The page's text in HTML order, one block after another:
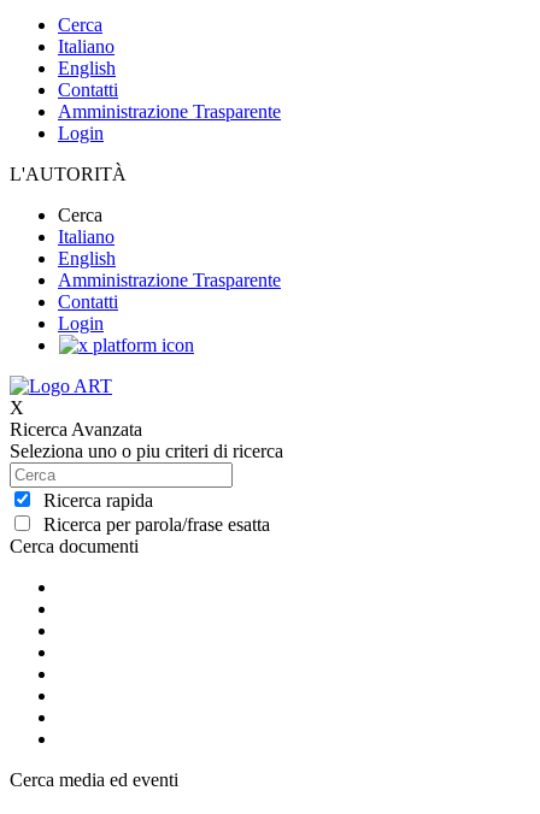
Cerca
Italiano
English
Contatti
Amministrazione Trasparente
Login
L'AUTORITÀ
Cerca
Italiano
English
Amministrazione Trasparente
Contatti
Login
X
Ricerca Avanzata
Seleziona uno o piu criteri di ricerca
Ricerca rapida
Ricerca per parola/frase esatta
Cerca documenti
Cerca media ed eventi